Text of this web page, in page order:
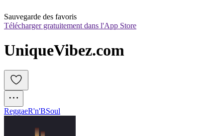
Sauvegarde des favoris
Télécharger gratuitement dans l'App Store
UniqueVibez.com
ReggaeR'n'BSoul